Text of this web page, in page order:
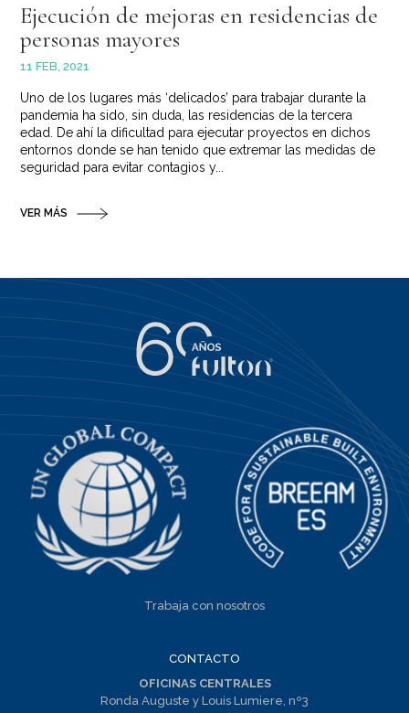
Ejecución de mejoras en residencias de
personas mayores
11 FEB, 2021
Uno de los lugares más ‘delicados’ para trabajar durante la
pandemia ha sido, sin duda, las residencias de la tercera
edad. De ahí la dificultad para ejecutar proyectos en dichos
entornos donde se han tenido que extremar las medidas de
seguridad para evitar contagios y...
VER MÁS
Trabaja con nosotros
CONTACTO
OFICINAS CENTRALES
Ronda Auguste y Louis Lumiere, nº3